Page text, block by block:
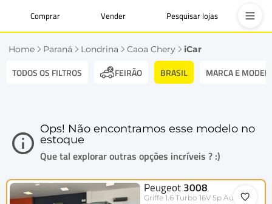
Comprar Vender Pesquisar lojas
Home Paraná Londrina Caoa Chery iCar
TODOS OS FILTROS FEIRÃO BRASIL MARCA E
Ops! Não encontramos esse modelo no
estoque
Que tal explorar outras opções incríveis ? :)
Peugeot 3008
Griffe 1.6 Turbo 16V 5p Aut.